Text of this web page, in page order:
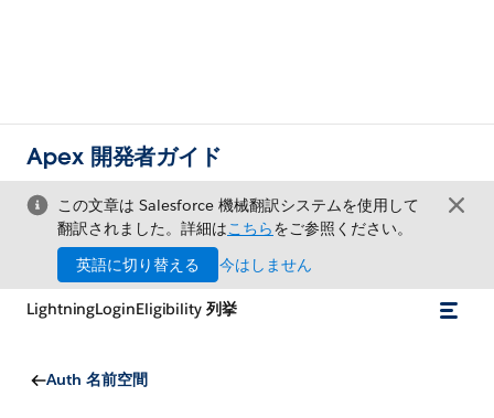
Apex 開発者ガイド
この文章は Salesforce 機械翻訳システムを使用して
翻訳されました。詳細はこちらをご参照ください。
英語に切り替える
今はしません
LightningLoginEligibility 列挙
Auth 名前空間